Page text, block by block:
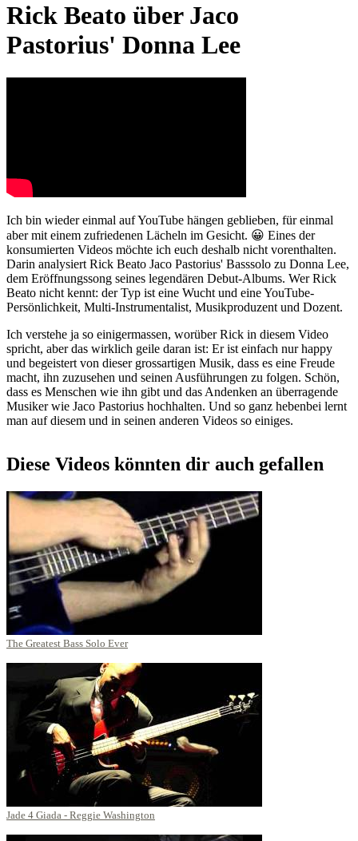
Rick Beato über Jaco
Pastorius' Donna Lee
Ich bin wieder einmal auf YouTube hängen geblieben, für einmal
aber mit einem zufriedenen Lächeln im Gesicht. 😀 Eines der
konsumierten Videos möchte ich euch deshalb nicht vorenthalten.
Darin analysiert Rick Beato Jaco Pastorius' Basssolo zu Donna Lee,
dem Eröffnungssong seines legendären Debut-Albums. Wer Rick
Beato nicht kennt: der Typ ist eine Wucht und eine YouTube-
Persönlichkeit, Multi-Instrumentalist, Musikproduzent und Dozent.
Ich verstehe ja so einigermassen, worüber Rick in diesem Video
spricht, aber das wirklich geile daran ist: Er ist einfach nur happy
und begeistert von dieser grossartigen Musik, dass es eine Freude
macht, ihn zuzusehen und seinen Ausführungen zu folgen. Schön,
dass es Menschen wie ihn gibt und das Andenken an überragende
Musiker wie Jaco Pastorius hochhalten. Und so ganz hebenbei lernt
man auf diesem und in seinen anderen Videos so einiges.
Diese Videos könnten dir auch gefallen
The Greatest Bass Solo Ever
Jade 4 Giada - Reggie Washington